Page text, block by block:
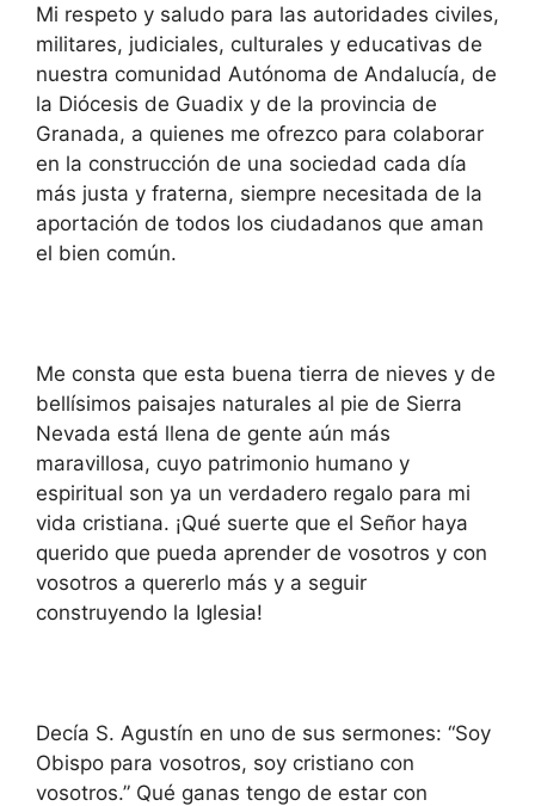
Mi respeto y saludo para las autoridades civiles,
militares, judiciales, culturales y educativas de
nuestra comunidad Autónoma de Andalucía, de
la Diócesis de Guadix y de la provincia de
Granada, a quienes me ofrezco para colaborar
en la construcción de una sociedad cada día
más justa y fraterna, siempre necesitada de la
aportación de todos los ciudadanos que aman
el bien común.
Me consta que esta buena tierra de nieves y de
bellísimos paisajes naturales al pie de Sierra
Nevada está llena de gente aún más
maravillosa, cuyo patrimonio humano y
espiritual son ya un verdadero regalo para mi
vida cristiana. ¡Qué suerte que el Señor haya
querido que pueda aprender de vosotros y con
vosotros a quererlo más y a seguir
construyendo la Iglesia!
Decía S. Agustín en uno de sus sermones: “Soy
Obispo para vosotros, soy cristiano con
vosotros.” Qué ganas tengo de estar con